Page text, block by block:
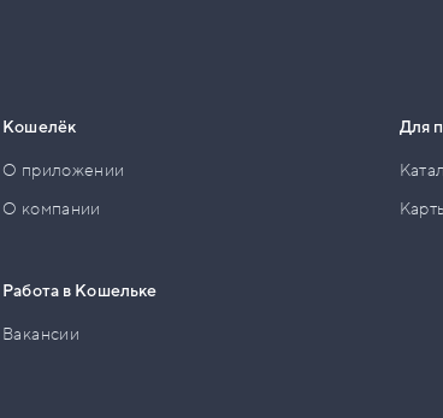
Кошелёк
О приложении
О компании
Работа в Кошельке
Вакансии
Для